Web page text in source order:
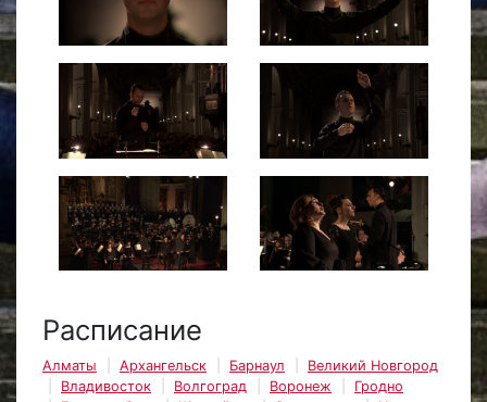
Расписание
Алматы Архангельск Барнаул
Великий Новгород
Владивосток
Волгоград Воронеж
Гродно